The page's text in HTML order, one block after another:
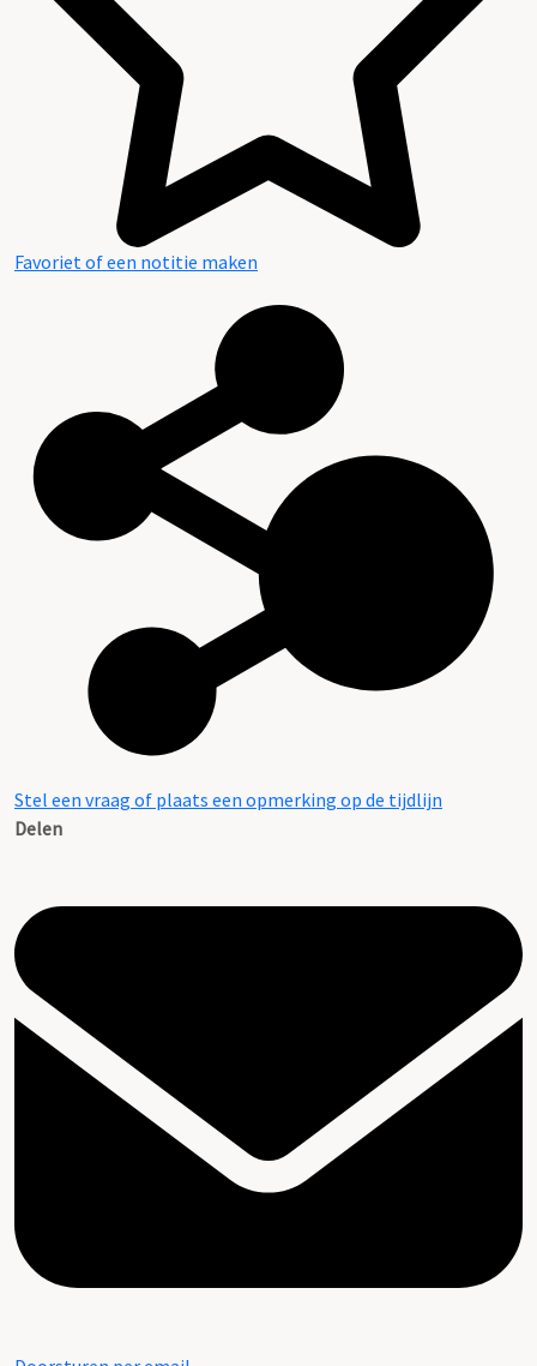
Favoriet of een notitie maken
Stel een vraag of plaats een opmerking op de tijdlijn
Delen